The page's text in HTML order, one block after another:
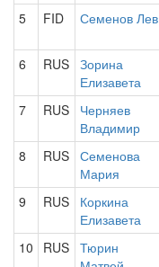
5 FID Семенов Лев
6 RUS Зорина
Елизавета
7 RUS
Черняев
Владимир
8 RUS Семенова
Мария
9 RUS
Коркина
Елизавета
10 RUS Тюрин